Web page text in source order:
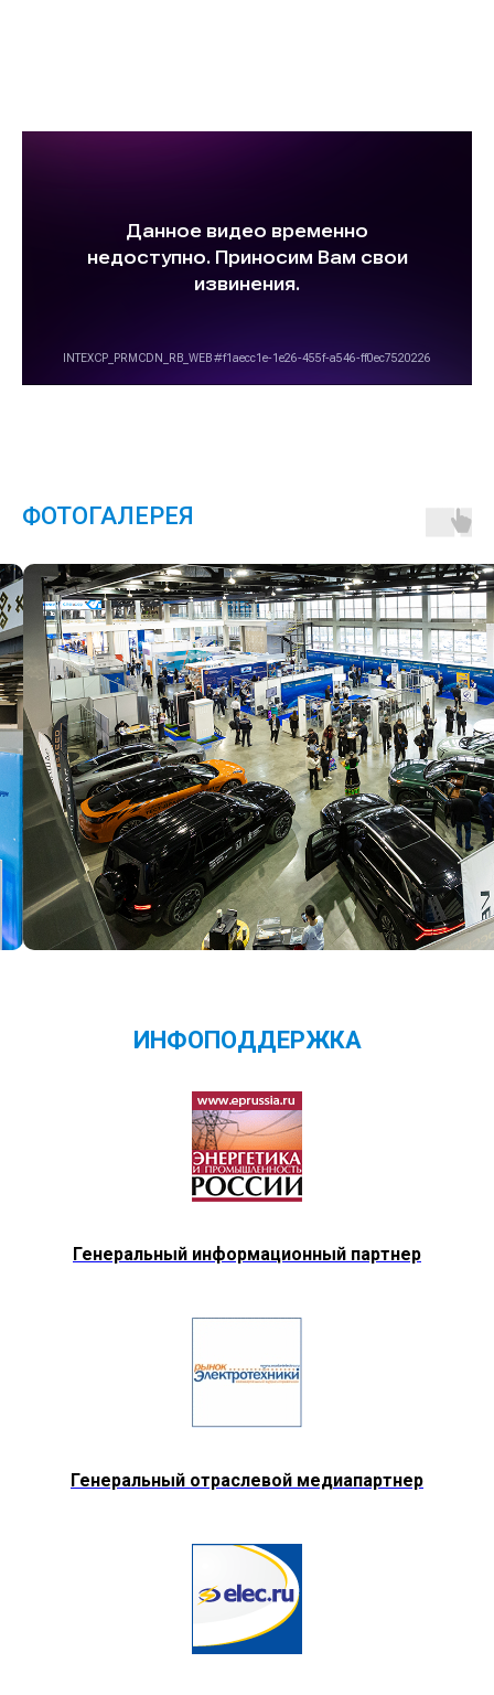
ФОТОГАЛЕРЕЯ
ИНФОПОДДЕРЖКА
Генеральный информационный партнер
Генеральный отраслевой медиапартнер